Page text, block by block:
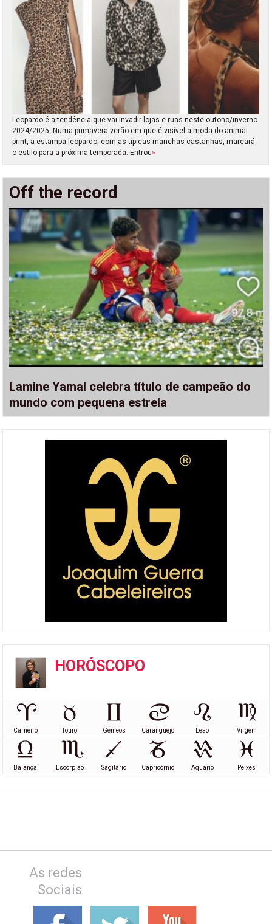
Leopardo é a tendência que vai invadir lojas e ruas neste outono/inverno
2024/2025. Numa primavera-verão em que é visível a moda do animal
print, a estampa leopardo, com as típicas manchas castanhas, marcará
o estilo para a próxima temporada. Entrou»
Off the record
Lamine Yamal celebra título de campeão do
mundo com pequena estrela
HORÓSCOPO
Carneiro Touro Gémeos Caranguejo Leão Virgem
Balança Escorpião Sagitário Capricórnio Aquário Peixes
As redes
Sociais